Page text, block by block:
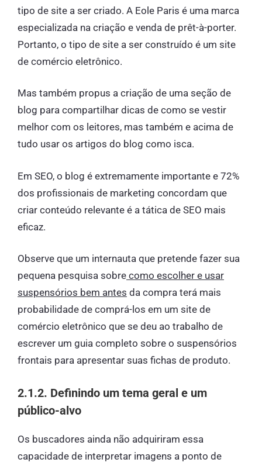
tipo de site a ser criado. A Eole Paris é uma marca
especializada na criação e venda de prêt-à-porter.
Portanto, o tipo de site a ser construído é um site
de comércio eletrônico.
Mas também propus a criação de uma seção de
blog para compartilhar dicas de como se vestir
melhor com os leitores, mas também e acima de
tudo usar os artigos do blog como isca.
Em SEO, o blog é extremamente importante e 72%
dos profissionais de marketing concordam que
criar conteúdo relevante é a tática de SEO mais
eficaz.
Observe que um internauta que pretende fazer sua
pequena pesquisa sobre como escolher e usar
suspensórios bem antes da compra terá mais
probabilidade de comprá-los em um site de
comércio eletrônico que se deu ao trabalho de
escrever um guia completo sobre o suspensórios
frontais para apresentar suas fichas de produto.
2.1.2. Definindo um tema geral e um
público-alvo
Os buscadores ainda não adquiriram essa
capacidade de interpretar imagens a ponto de